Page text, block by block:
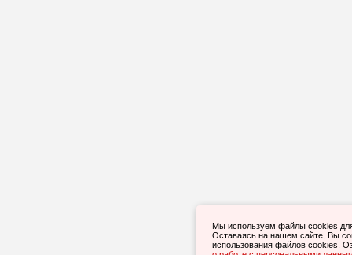
Мы используем файлы cookies
Оставаясь на нашем сайте, Вы
использования файлов cookies.